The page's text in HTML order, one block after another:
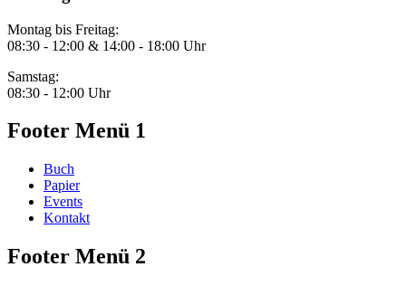
Montag bis Freitag:
08:30 - 12:00 & 14:00 - 18:00 Uhr
Samstag:
08:30 - 12:00 Uhr
Footer Menü 1
Buch
Papier
Events
Kontakt
Footer Menü 2